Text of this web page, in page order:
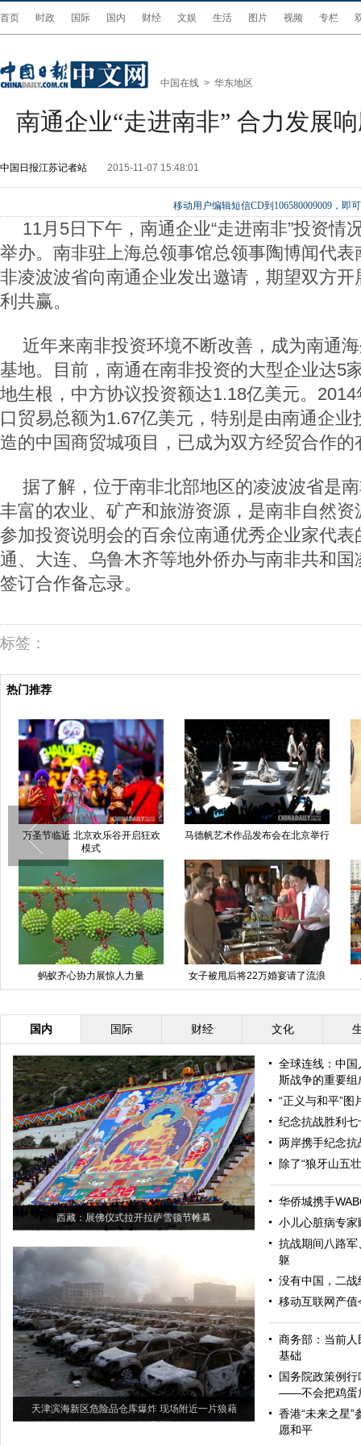
首页 时政 国际 国内 财经 文娱 生活 图片 视频 专栏
中国在线 > 华东地区
南通企业“走进南非” 合力发展
中国日报江苏记者站 2015-11-07 15:48:01
移动用户编辑短信CD到106580009009，即
11月 5日下午，南通企业“走进南非”投资情
举办。南非驻上海总领事馆总领事陶博闻代
非凌波波省向南通企业发出邀请，期望双方
利共赢。
近年来南非投资环境不断改善，成为南通
基地。目前，南通在南非投资的大型企业达5
地生根，中方协议投资额达1.18亿美元。 2014
口贸易总额为1.67亿美元，特别是由南通企业
造的中国商贸城项目，已成为双方经贸合作的
据了解，位于南非北部地区的凌波波省是
丰富的农业、矿产和旅游资源，是南非自然
参加投资说明会的百余位南通优秀企业家代
通、大连、乌鲁木齐等地外侨办与南非共和
签订合作备忘录。
标签：
热门推荐
万圣节临近 北京欢乐谷开启狂欢
模式
马德帆艺术作品发布会在北京举行
蚂蚁齐心协力展惊人力量
女子被甩后将22万婚宴请了流浪
汉
国内 国际 财经 文化
西藏：展佛仪式拉开拉萨雪顿节帷幕
天津滨海新区危险品仓库爆炸 现场附近一片狼藉
全球连线：中
斯战争的重要组
“正义与和平”图
纪念抗战胜利
两岸携手纪念
除了“狼牙山五
华侨城携手
小儿心脏病专家
抗战期间八路
躯
没有中国，二
移动互联网产
商务部：当前
基础
国务院政策例
——不会把鸡蛋
香港“未来之星
愿和平